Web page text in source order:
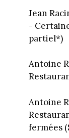
Jean
-
partiel*)
Antoine
Antoine
fermées